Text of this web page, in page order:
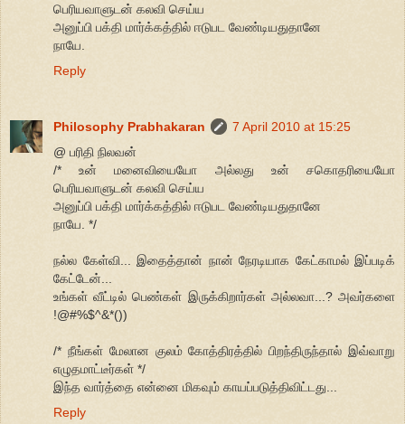
பெரியவாளுடன் கலவி செய்ய
அனுப்பி பக்தி மார்க்கத்தில் ஈடுபட வேண்டியதுதானே
நாயே.
Reply
Philosophy Prabhakaran
7 April 2010 at 15:25
@ பரிதி நிலவன்
/* உன் மனைவியையோ அல்லது உன் சகொதரியையோ
பெரியவாளுடன் கலவி செய்ய
அனுப்பி பக்தி மார்க்கத்தில் ஈடுபட வேண்டியதுதானே
நாயே. */
நல்ல கேள்வி... இதைத்தான் நான் நேரடியாக கேட்காமல் இப்படிக்
கேட்டேன்...
உங்கள் வீட்டில் பெண்கள் இருக்கிறார்கள் அல்லவா...? அவர்களை
!@#%$^&*())
/* நீங்கள் மேலான குலம் கோத்திரத்தில் பிறந்திருந்தால் இவ்வாறு
எழுதமாட்டீர்கள் */
இந்த வார்த்தை என்னை மிகவும் காயப்படுத்திவிட்டது...
Reply